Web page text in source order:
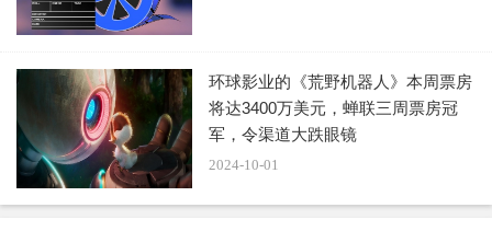
星爵将回归”。彼得·奎尔并没有在《银河护卫队3》中死去，
后星爵将死之时救了他。不过，彼得·奎尔已经不再是银河护
卫队的成员了。在卡魔拉还是决定离开后，他回到了地球，
这是他母亲去世后第一次再回来与家人重聚，理由还是很充
分的。这也代表着彼得·奎尔的漫威宇宙故事又回到了原点。
环球影业的《荒野机器人》本周票房
将达3400万美元，蝉联三周票房冠
军，令渠道大跌眼镜
2024-10-01